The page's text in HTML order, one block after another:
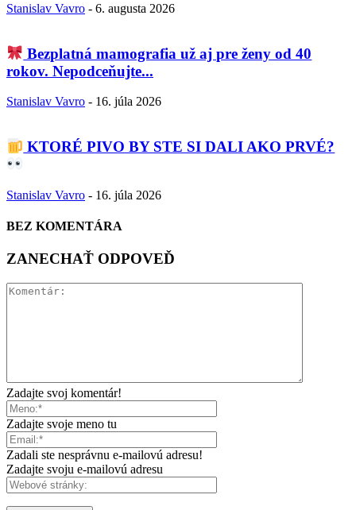
Stanislav Vavro - 6. augusta 2026
Bezplatná mamografia už aj pre ženy od 40
rokov. Nepodceňujte...
Stanislav Vavro - 16. júla 2026
KTORÉ PIVO BY STE SI DALI AKO PRVÉ?
Stanislav Vavro - 16. júla 2026
BEZ KOMENTÁRA
ZANECHAŤ ODPOVEĎ
Zadajte svoj komentár!
Zadajte svoje meno tu
Zadali ste nesprávnu e-mailovú adresu!
Zadajte svoju e-mailovú adresu